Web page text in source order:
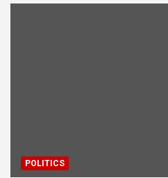
POLITICS